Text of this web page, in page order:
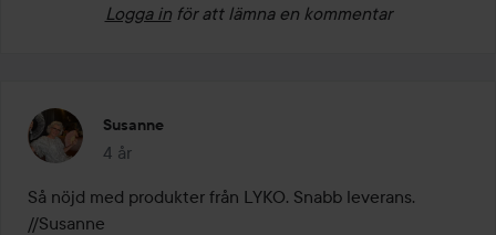
Logga in för att lämna en kommentar
Susanne
4 år
Inlägget skapades 4 år
Så nöjd med produkter från LYKO. Snabb leverans.
//Susanne